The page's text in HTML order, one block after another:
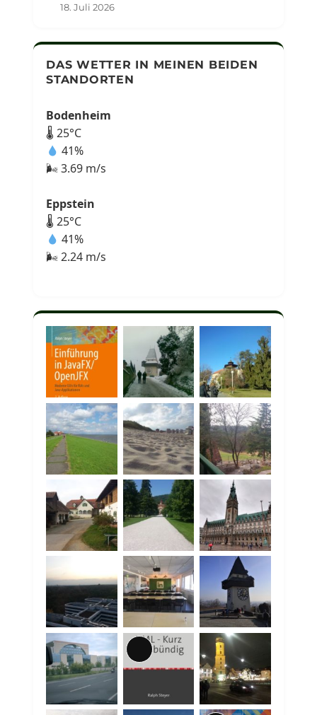
18. Juli 2026
DAS WETTER IN MEINEN BEIDEN
STANDORTEN
Bodenheim
🌡 25°C
41%
🌬 3.69 m/s
Eppstein
🌡 25°C
41%
🌬 2.24 m/s
Lange
Beschreibung